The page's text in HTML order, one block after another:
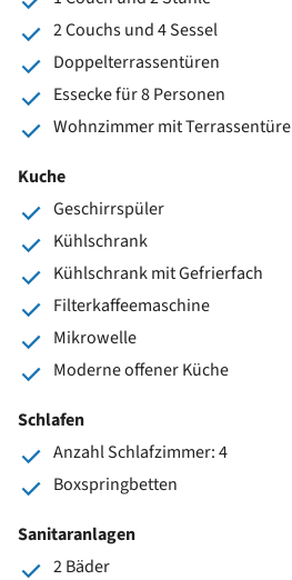
2 Couchs und 4 Sessel
Doppelterrassentüren
Essecke für 8 Personen
Wohnzimmer mit Terrassentüre
Kuche
Geschirrspüler
Kühlschrank
Kühlschrank mit Gefrierfach
Filterkaffeemaschine
Mikrowelle
Moderne offener Küche
Schlafen
Anzahl Schlafzimmer: 4
Boxspringbetten
Sanitaranlagen
2 Bäder